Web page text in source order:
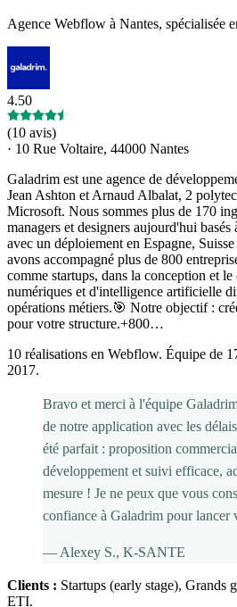
Agence Webflow à Nantes, spécialisée
4.50
(10 avis)
· 10 Rue Voltaire, 44000 Nantes
Galadrim est une agence de
Jean Ashton et Arnaud Albalat, 2
Microsoft. Nous sommes plus de 170
managers et designers aujourd'hui
avec un déploiement en Espagne,
avons accompagné plus de 800
comme startups, dans la conception et
numériques et d'intelligence artificielle
opérations métiers.🎯 Notre objectif :
pour votre structure.+800…
10 réalisations en Webflow. Équipe de
2017.
Bravo et merci à l'équipe
de notre application avec les
été parfait : proposition
développement et suivi efficace,
mesure ! Je ne peux que vous
confiance à Galadrim pour lancer
— Alexey S., K-SANTE
Clients : Startups (early stage), Grands
ETI.